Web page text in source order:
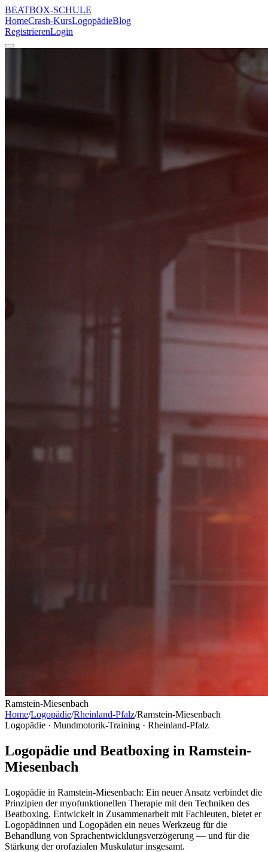
BEATBOX-SCHULE
HomeCrash-KursLogopädieBlog
RegistrierenLogin
Ramstein-Miesenbach
Home/Logopädie/Rheinland-Pfalz/Ramstein-Miesenbach
Logopädie · Mundmotorik-Training · Rheinland-Pfalz
Logopädie und Beatboxing in Ramstein-
Miesenbach
Logopädie in Ramstein-Miesenbach: Ein neuer Ansatz verbindet die
Prinzipien der myofunktionellen Therapie mit den Techniken des
Beatboxing. Entwickelt in Zusammenarbeit mit Fachleuten, bietet er
Logopädinnen und Logopäden ein neues Werkzeug für die
Behandlung von Sprachentwicklungsverzögerung — und für die
Stärkung der orofazialen Muskulatur insgesamt.